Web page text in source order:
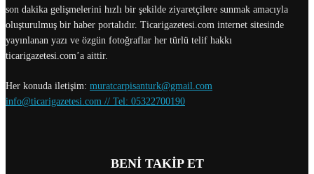
son dakika gelişmelerini hızlı bir şekilde ziyaretçilere sunmak amacıyla
oluşturulmuş bir haber portalıdır. Ticarigazetesi.com internet sitesinde
yayınlanan yazı ve özgün fotoğraflar her türlü telif hakkı
ticarigazetesi.com’a aittir.
Her konuda iletişim: muratcarpisanturk@gmail.com
info@ticarigazetesi.com // Tel: 05322700190
BENİ TAKİP ET